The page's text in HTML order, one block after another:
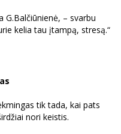
G.Balčiūnienė, – svarbu
kelia tau įtampą, stresą.“
tik tada, kai pats
nori keistis.